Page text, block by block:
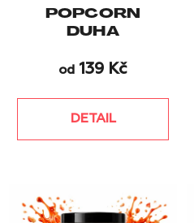
POPCORN
DUHA
od 139 Kč
DETAIL